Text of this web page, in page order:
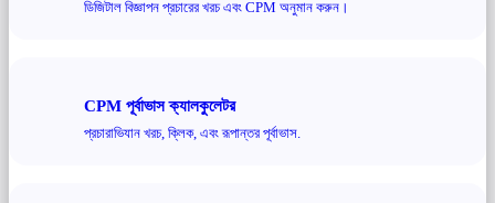
ডিজিটাল বিজ্ঞাপন প্রচারের খরচ এবং CPM অনুমান করুন।
CPM পূর্বাভাস ক্যালকুলেটর
প্রচারাভিযান খরচ, ক্লিক, এবং রূপান্তর পূর্বাভাস.